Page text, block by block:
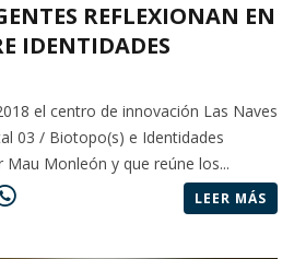
REFLEXIONAN EN
IDENTIDADES
el centro de innovación Las Naves
03 / Biotopo(s) e Identidades
Monleón y que reúne los...
LEER MÁS